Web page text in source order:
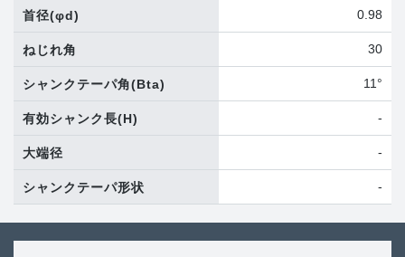
首径(φd) 0.98
ねじれ角 30
シャンクテーパ角(Bta) 11°
有効シャンク長(H) -
大端径 -
シャンクテーパ形状 -